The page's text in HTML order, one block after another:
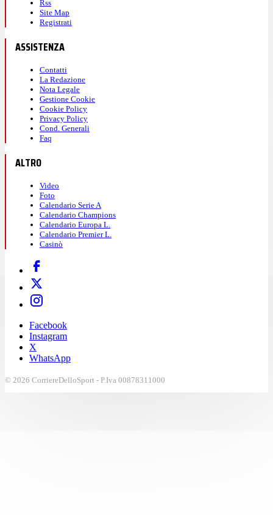
Rss
Site Map
Registrati
ASSISTENZA
Contatti
La Redazione
Nota Legale
Gestione Cookie
Cookie Policy
Privacy Policy
Cond. Generali
Faq
ALTRO
Video
Foto
Calendario Serie A
Calendario Champions
Calendario Europa L.
Calendario Premier L.
Casinò
Facebook
Instagram
X
WhatsApp
© 2026 CorriereDelloSport - P.Iva 00878311000